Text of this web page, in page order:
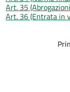
Art. 35
Art. 36 (Entrata in